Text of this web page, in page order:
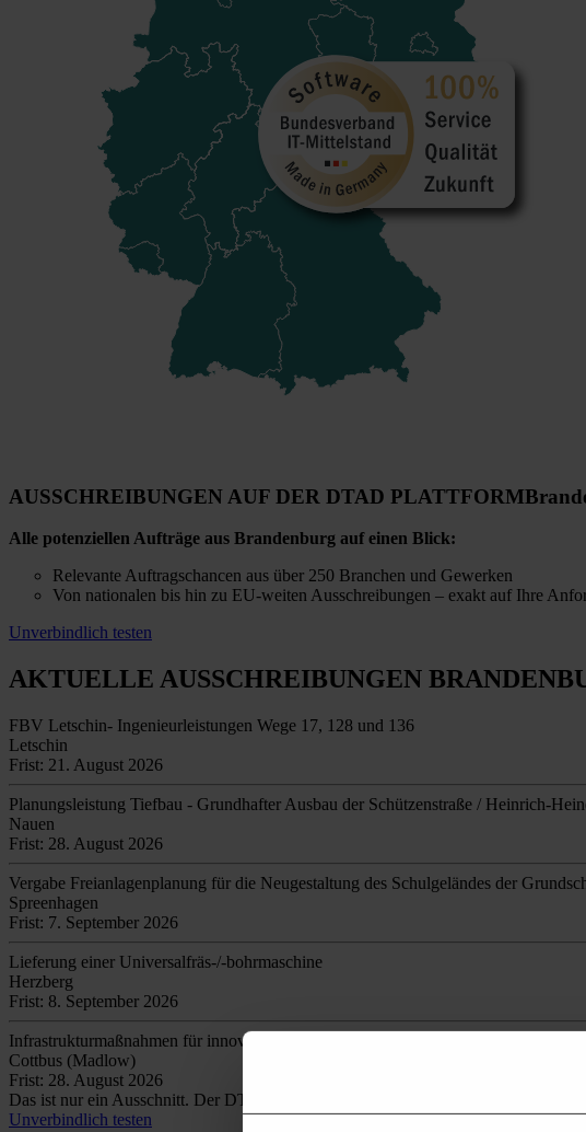
AUSSCHREIBUNGEN AUF DER DTAD PLATTFORM
Alle potenziellen Aufträge aus Brandenburg auf einen Blick:
Relevante Auftragschancen aus über 250 Branchen und Gewerken
Von nationalen bis hin zu EU-weiten Ausschreibungen – exakt auf Ihre
Unverbindlich testen
AKTUELLE AUSSCHREIBUNGEN
FBV Letschin- Ingenieurleistungen Wege 17, 128 und 136
Letschin
Frist: 21. August 2026
Planungsleistung Tiefbau - Grundhafter Ausbau der Schützenstraße / Heinrich-
Nauen
Frist: 28. August 2026
Vergabe Freianlagenplanung für die Neugestaltung des Schulgeländes der
Spreenhagen
Frist: 7. September 2026
Lieferung einer Universalfräs-/-bohrmaschine
Herzberg
Frist: 8. September 2026
Infrastrukturmaßnahmen für innovative Sitzungssaalausstattung, Starkstrom- und
Cottbus (Madlow)
Frist: 28. August 2026
Das ist nur ein Ausschnitt. Der DTAD findet täglich
Unverbindlich testen